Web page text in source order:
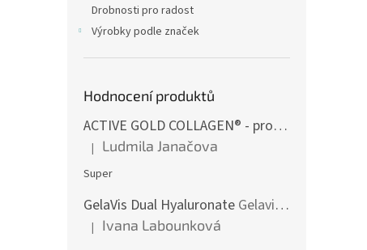
Drobnosti pro radost
Výrobky podle značek
Hodnocení produktů
ACTIVE GOLD COLLAGEN® - pro aktivní život
Hodnocení produktu je 5 z 5 hvězdiček.
| Ludmila Janačova
Super
GelaVis Dual Hyaluronate Gelavis DH 200 - dvojnásobná síla účinku v jediné kapsli
Hodnocení produktu je 5 z 5 hvězdiček.
| Ivana Labounková